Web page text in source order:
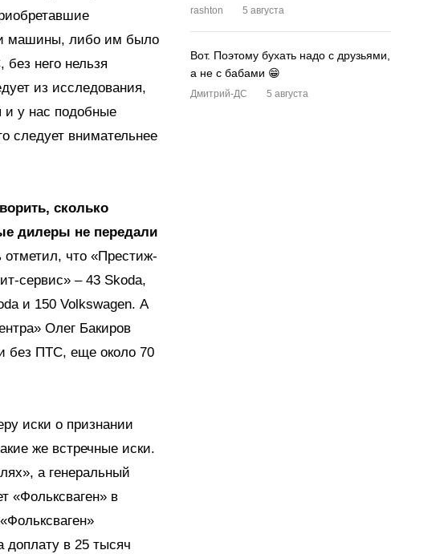
машины, либо им было
без него нельзя
из исследования,
и у нас подобные
следует внимательнее
сколько
дилеры не передали
отметил, что «Престиж-
сервис» – 43 Skoda,
и 150 Volkswagen. А
Олег Бакиров
без ПТС, еще около 70
иски о признании
же встречные иски.
а генеральный
«Фольксваген» в
в 25 тысяч
rashton 5 августа
Вот. Поэтому бухать надо с друзьями,
а не с бабами 😁
Дмитрий-ДС 5 августа